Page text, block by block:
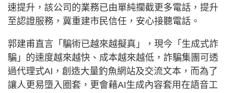
速提升，該公司的業務已由單純攔截更多電話，提升
至認證服務，冀重建市民信任，安心接聽電話。
郭建甫直言「騙術已越來越擬真」，現今「生成式詐
騙」的速度越來越快、成本越來越低，詐騙集團可透
過代理式AI，創造大量釣魚網站及交流文本，而為了
讓人更易墮入圈套，更會藉AI生成內容套用在語音工